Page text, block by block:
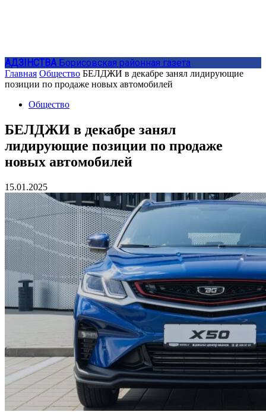
АДЗIНСТВА Борисовская районная газета
Главная Общество БЕЛДЖИ в декабре занял лидирующие
позиции по продаже новых автомобилей
Общество
БЕЛДЖИ в декабре занял
лидирующие позиции по продаже
новых автомобилей
15.01.2025